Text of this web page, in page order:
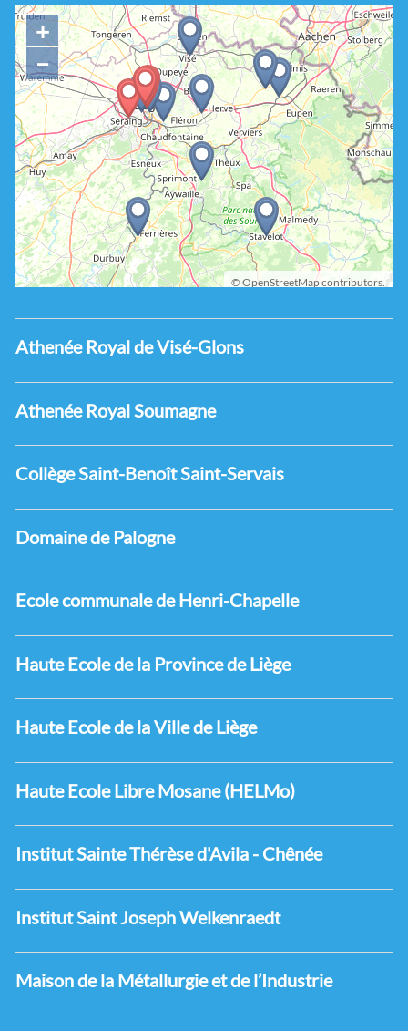
+
−
©OpenStreetMapcontributors.
Athenée Royal de Visé-Glons
Athenée Royal Soumagne
Collège Saint-Benoît Saint-Servais
Domaine de Palogne
Ecole communale de Henri-Chapelle
Haute Ecole de la Province de Liège
Haute Ecole de la Ville de Liège
Haute Ecole Libre Mosane (HELMo)
Institut Sainte Thérèse d'Avila - Chênée
Institut Saint Joseph Welkenraedt
Maison de la Métallurgie et de l’Industrie